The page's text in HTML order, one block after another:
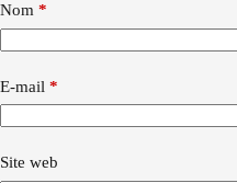
Nom *
E-mail *
Site web